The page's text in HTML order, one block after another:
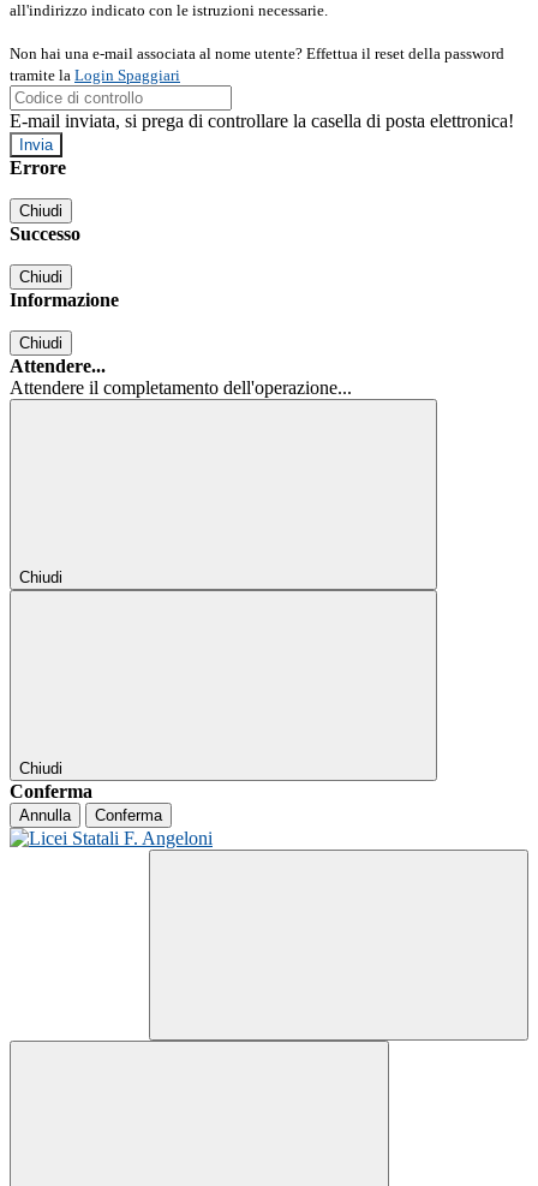
all'indirizzo indicato con le istruzioni necessarie.
Non hai una e-mail associata al nome utente? Effettua il reset della password
tramite la Login Spaggiari
E-mail inviata, si prega di controllare la casella di posta elettronica!
Errore
Chiudi
Successo
Chiudi
Informazione
Chiudi
Attendere...
Attendere il completamento dell'operazione...
Chiudi
Chiudi
Conferma
Annulla Conferma